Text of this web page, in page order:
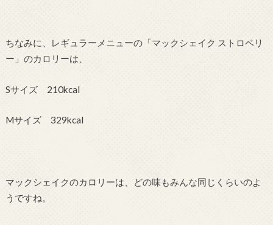
ちなみに、レギュラーメニューの「マックシェイク ストロベリ
ー」のカロリーは、
Sサイズ 210kcal
Mサイズ 329kcal
マックシェイクのカロリーは、どの味もみんな同じくらいのよ
うですね。